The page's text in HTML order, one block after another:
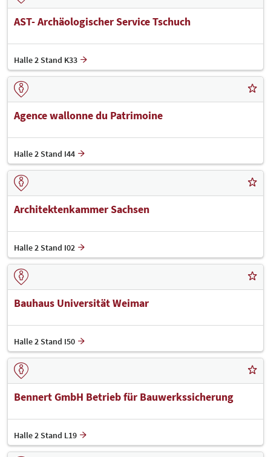
AST- Archäologischer Service Tschuch
Halle 2 Stand K33
Agence wallonne du Patrimoine
Halle 2 Stand I44
Architektenkammer Sachsen
Halle 2 Stand I02
Bauhaus Universität Weimar
Halle 2 Stand I50
Bennert GmbH Betrieb für Bauwerkssicherung
Halle 2 Stand L19